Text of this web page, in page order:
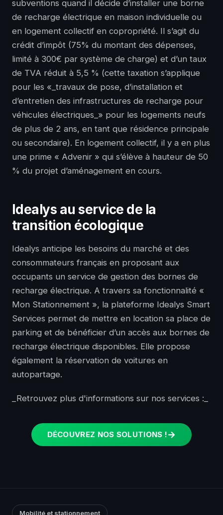
subventions quand il décide d’installer une borne
de recharge électrique en maison individuelle ou
en logement collectif en copropriété. Il s’agit du
crédit d’impôt (75% du montant des dépenses,
limité à 300€ par système de charge) et d’un taux
de TVA réduit à 5,5 % (cette taxation s’applique
pour les «_travaux de pose, d’installation et
d’entretien des infrastructures de recharge pour
véhicules électriques_» pour les logements neufs
de plus de 2 ans, en tant que résidence principale
ou secondaire). En logement collectif, il y a en plus
une prime « Advenir » qui s’élève à hauteur de 50
% du projet d’aménagement en cours.
Idealys au service de la
transition écologique
Idealys anticipe les besoins du marché et des
consommateurs français en proposant aux
occupants un service de gestion des bornes de
recharge électrique. A travers sa fonctionnalité «
Mon Stationnement », la plateforme Idealys Smart
Services permet de mettre en location sa place de
parking et de bénéficier d’un accès aux bornes de
recharge électrique disponibles. Elle propose
également la réservation de voitures en
autopartage.
_Retrouvez plus d'informations sur nos services :_
DÉCOUVREZ NOS SOLUTIONS !
Mobilité et stationnement